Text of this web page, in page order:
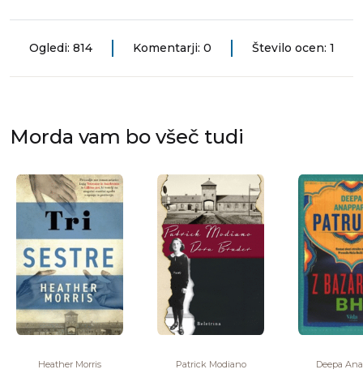
Ogledi: 814 Komentarji: 0 Število ocen: 1
Morda vam bo všeč tudi
Heather Morris Patrick Modiano Deepa